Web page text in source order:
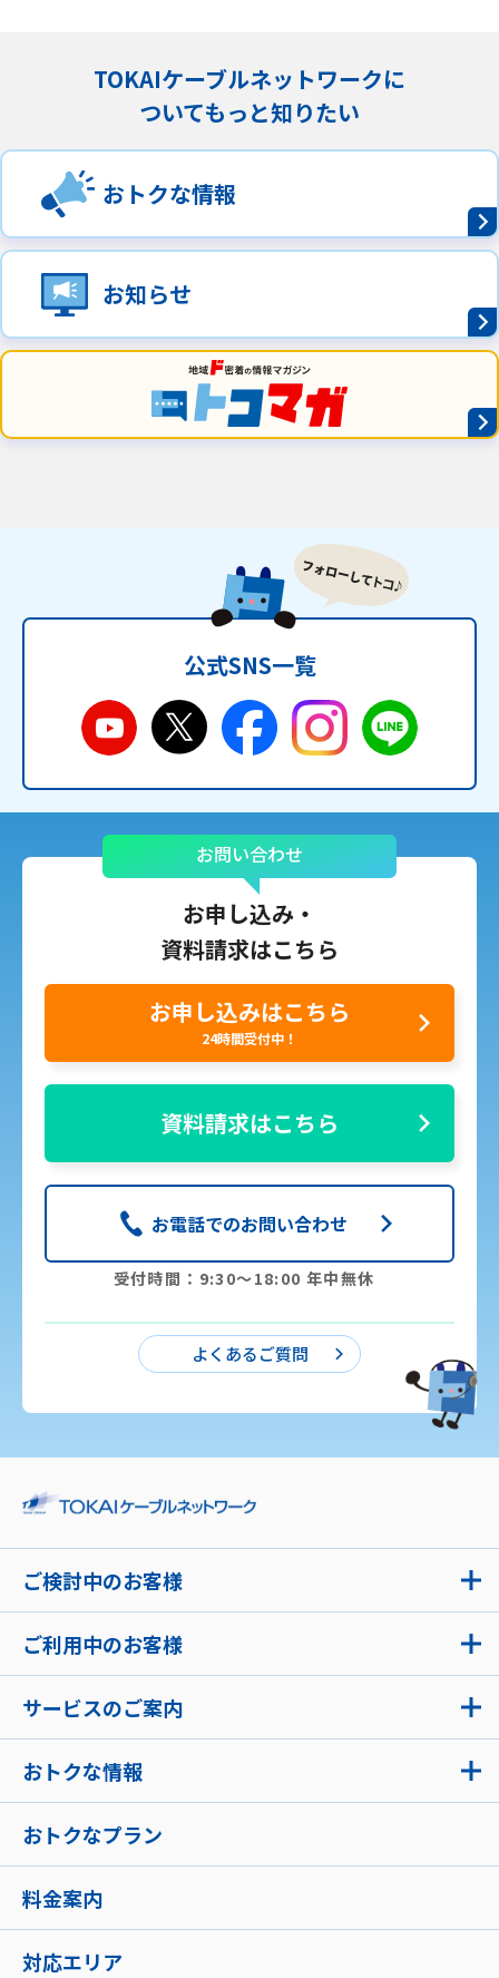
TOKAIケーブルネットワークに
ついてもっと知りたい
おトクな情報
お知らせ
公式SNS一覧
お問い合わせ
お申し込み・
資料請求はこちら
お申し込みはこちら
24時間受付中！
資料請求はこちら
お電話でのお問い合わせ
受付時間：9:30〜18:00 年中無休
よくあるご質問
ご検討中のお客様
ご利用中のお客様
サービスのご案内
おトクな情報
おトクなプラン
料金案内
対応エリア